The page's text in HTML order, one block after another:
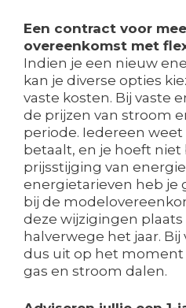
Een contract voor
overeenkomst met
Indien je een nieuw
kan je diverse opties
vaste kosten. Bij vaste
de prijzen van stroom
periode. Iedereen weet
betaalt, en je hoeft niet
prijsstijging van
energietarieven heb je
bij de
deze wijzigingen
halverwege het jaar.
dus uit op het moment
gas en stroom dalen.